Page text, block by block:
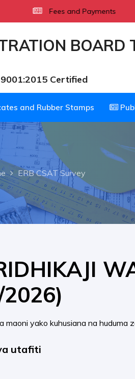
BOARD
Certified
and Rubber Stamps
ERB CSAT Survey
yako kuhusiana na
utafiti